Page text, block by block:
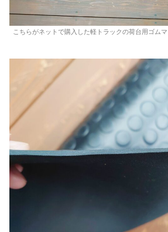
こちらがネットで購入した軽トラックの荷台用ゴムマ